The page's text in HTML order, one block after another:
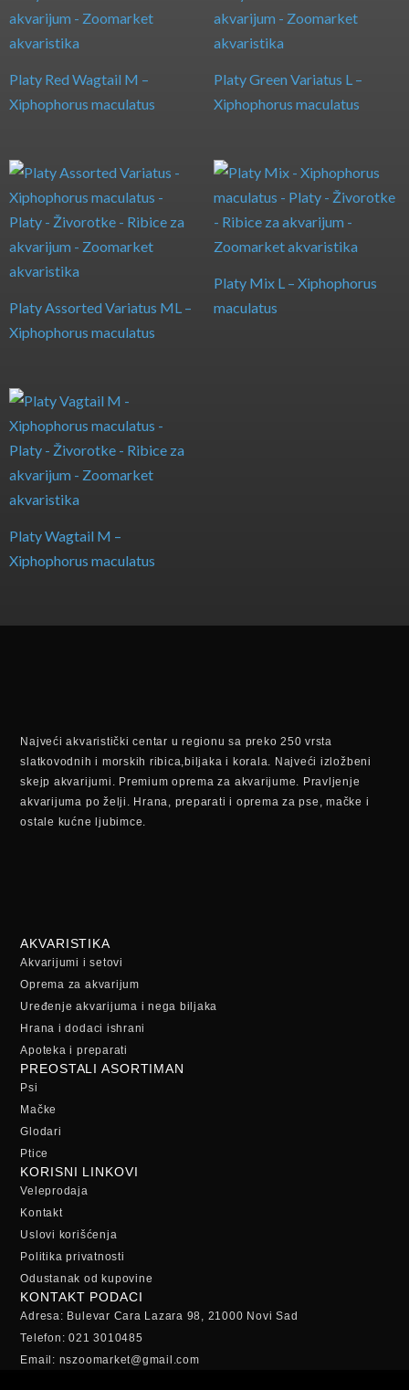
Platy Red Wagtail M –
Xiphophorus maculatus
Platy Green Variatus L –
Xiphophorus maculatus
Platy Assorted Variatus ML –
Xiphophorus maculatus
Platy Mix L – Xiphophorus
maculatus
Platy Wagtail M –
Xiphophorus maculatus
Najveći akvaristički centar u regionu sa preko 250 vrsta
slatkovodnih i morskih ribica,biljaka i korala. Najveći izložbeni
skejp akvarijumi. Premium oprema za akvarijume. Pravljenje
akvarijuma po želji. Hrana, preparati i oprema za pse, mačke i
ostale kućne ljubimce.
AKVARISTIKA
Akvarijumi i setovi
Oprema za akvarijum
Uređenje akvarijuma i nega biljaka
Hrana i dodaci ishrani
Apoteka i preparati
PREOSTALI ASORTIMAN
Psi
Mačke
Glodari
Ptice
KORISNI LINKOVI
Veleprodaja
Kontakt
Uslovi korišćenja
Politika privatnosti
Odustanak od kupovine
KONTAKT PODACI
Adresa: Bulevar Cara Lazara 98, 21000 Novi Sad
Telefon: 021 3010485
Email: nszoomarket@gmail.com